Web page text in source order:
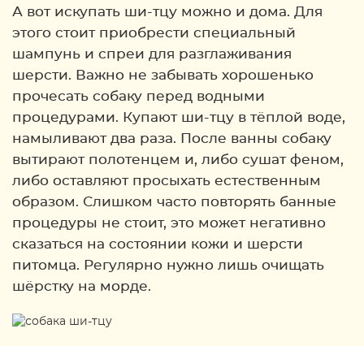
А вот искупать ши-тцу можно и дома. Для
этого стоит приобрести специальный
шампунь и спреи для разглаживания
шерсти. Важно не забывать хорошенько
прочесать собаку перед водными
процедурами. Купают ши-тцу в тёплой воде,
намыливают два раза. После ванны собаку
вытирают полотенцем и, либо сушат феном,
либо оставляют просыхать естественным
образом. Слишком часто повторять банные
процедуры не стоит, это может негативно
сказаться на состоянии кожи и шерсти
питомца. Регулярно нужно лишь очищать
шёрстку на морде.